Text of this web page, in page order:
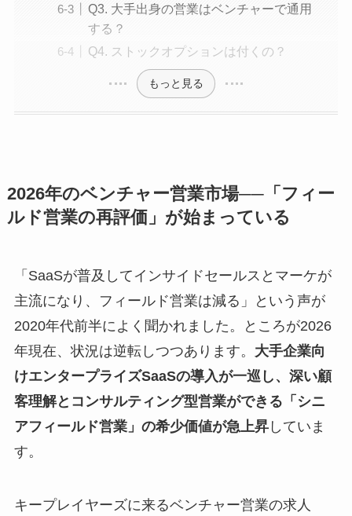
Q3. 大手出身の営業はベンチャーで通用
する？
Q4. ストックオプションは付くの？
もっと見る
2026年のベンチャー営業市場──「フィー
ルド営業の再評価」が始まっている
「SaaSが普及してインサイドセールスとマーケが
主流になり、フィールド営業は減る」という声が
2020年代前半によく聞かれました。ところが2026
年現在、状況は逆転しつつあります。 大手企業向
けエンタープライズSaaSの導入が一巡し、深い顧
客理解とコンサルティング型営業ができる「シニ
アフィールド営業」の希少価値が急上昇していま
す。
キープレイヤーズに来るベンチャー営業の求人